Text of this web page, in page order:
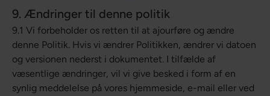
9. Ændringer til denne politik
9.1 Vi forbeholder os retten til at ajourføre og ændre
denne Politik. Hvis vi ændrer Politikken, ændrer vi datoen
og versionen nederst i dokumentet. I tilfælde af
væsentlige ændringer, vil vi give besked i form af en
synlig meddelelse på vores hjemmeside, e-mail eller ved